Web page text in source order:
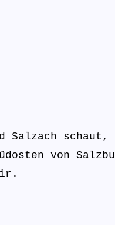
Salzach
von